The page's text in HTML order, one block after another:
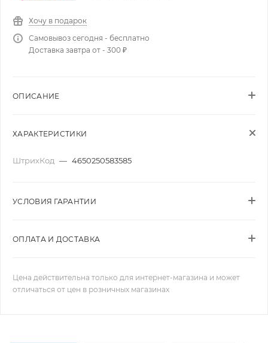
Хочу в подарок
Самовывоз сегодня - бесплатно
Доставка завтра от - 300 ₽
ОПИСАНИЕ
ХАРАКТЕРИСТИКИ
ШтрихКод — 4650250583585
УСЛОВИЯ ГАРАНТИИ
ОПЛАТА И ДОСТАВКА
Цена действительна только для интернет-магазина и может
отличаться от цен в розничных магазинах